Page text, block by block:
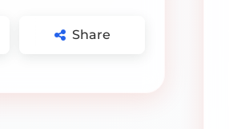
Share